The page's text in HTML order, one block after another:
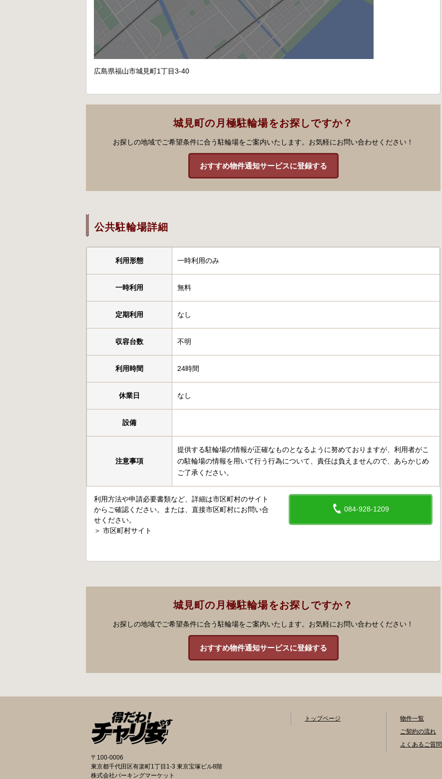
広島県福山市城見町1丁目3-40
城見町の月極駐輪場をお探しですか？
お探しの地域でご希望条件に合う駐輪場をご案内いたします。お気軽にお問い合わせください！
おすすめ物件通知サービスに登録する
公共駐輪場詳細
利用形態 一時利用のみ
一時利用 無料
定期利用 なし
収容台数 不明
利用時間 24時間
休業日 なし
設備
注意事項
提供する駐輪場の情報が正確なものとなるように努めておりますが、利用者がこ
の駐輪場の情報を用いて行う行為について、責任は負えませんので、あらかじめ
ご了承ください。
084-928-1209
利用方法や申請必要書類など、詳細は市区町村のサイト
からご確認ください。または、直接市区町村にお問い合
せください。
＞ 市区町村サイト
城見町の月極駐輪場をお探しですか？
お探しの地域でご希望条件に合う駐輪場をご案内いたします。お気軽にお問い合わせください！
おすすめ物件通知サービスに登録する
〒100-0006
東京都千代田区有楽町1丁目1-3 東京宝塚ビル8階
株式会社パーキングマーケット
トップページ
物件一覧
ご契約の流れ
よくあるご質問